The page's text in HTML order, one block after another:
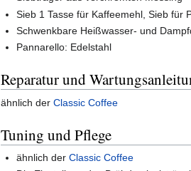
Sieb 1 Tasse für Kaffeemehl, Sieb für
Schwenkbare Heißwasser- und
Pannarello: Edelstahl
Reparatur und
ähnlich der Classic Coffee
Tuning und Pflege
ähnlich derClassic Coffee